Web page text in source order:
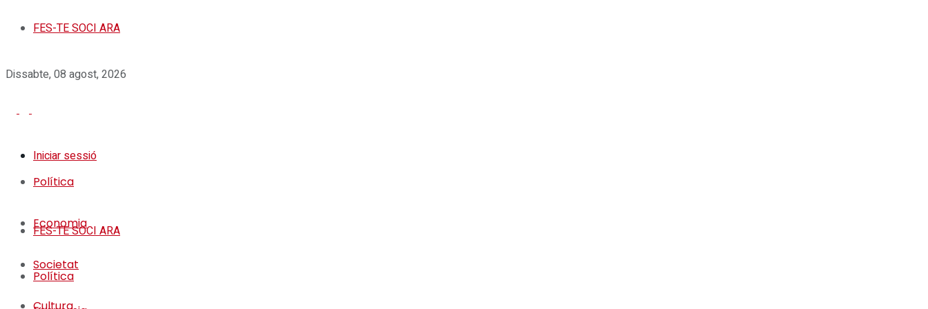
FES-TE SOCI ARA
Dissabte, 08 agost, 2026
Iniciar sessió
Política
Economia
Societat
FES-TE SOCI ARA
Política